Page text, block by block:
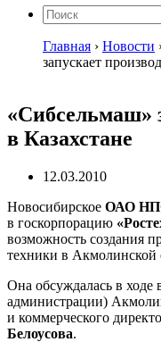
Главная › Новости
запускает
«Сибсельмаш»
в Казахстане
12.03.2010
Новосибирское ОАО
в госкорпорацию
возможность создания
техники в Акмолинской
Она обсуждалась в ходе
администрации)
и коммерческого
Белоусова.